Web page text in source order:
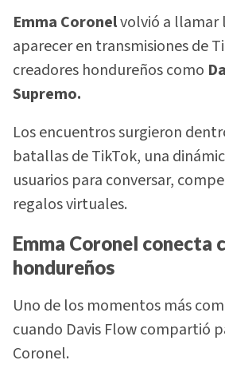
Emma Coronelvolvió a llamar
aparecer en transmisiones de
creadores hondureños como
Supremo.
Los encuentros surgieron
batallas de TikTok, una
usuarios para conversar,
regalos virtuales.
Emma Coronel
hondureños
Uno de los momentos más
cuando Davis Flow compartió
Coronel.